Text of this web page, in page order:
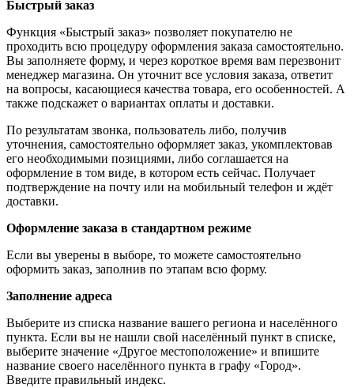
Быстрый заказ
Функция «Быстрый заказ» позволяет покупателю не
проходить всю процедуру оформления заказа самостоятельно.
Вы заполняете форму, и через короткое время вам перезвонит
менеджер магазина. Он уточнит все условия заказа, ответит
на вопросы, касающиеся качества товара, его особенностей. А
также подскажет о вариантах оплаты и доставки.
По результатам звонка, пользователь либо, получив
уточнения, самостоятельно оформляет заказ, укомплектовав
его необходимыми позициями, либо соглашается на
оформление в том виде, в котором есть сейчас. Получает
подтверждение на почту или на мобильный телефон и ждёт
доставки.
Оформление заказа в стандартном режиме
Если вы уверены в выборе, то можете самостоятельно
оформить заказ, заполнив по этапам всю форму.
Заполнение адреса
Выберите из списка название вашего региона и населённого
пункта. Если вы не нашли свой населённый пункт в списке,
выберите значение «Другое местоположение» и впишите
название своего населённого пункта в графу «Город».
Введите правильный индекс.